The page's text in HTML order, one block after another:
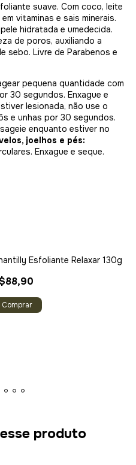
suave. Com coco, leite
vitaminas e sais minerais.
hidratada e umedecida.
de poros, auxiliando a
sebo. Livre de Parabenos e
pequena quantidade com
30 segundos. Enxague e
lesionada, não use o
e unhas por 30 segundos.
enquanto estiver no
joelhos e pés:
Enxague e seque.
Esfoliante Relaxar 130g
produto